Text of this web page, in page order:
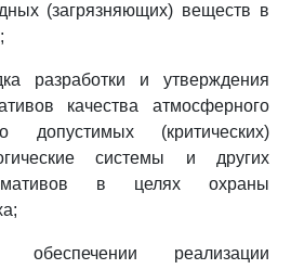
(загрязняющих) веществ в
разработки и утверждения
качества атмосферного
допустимых (критических)
системы и других
в целях охраны
реализации